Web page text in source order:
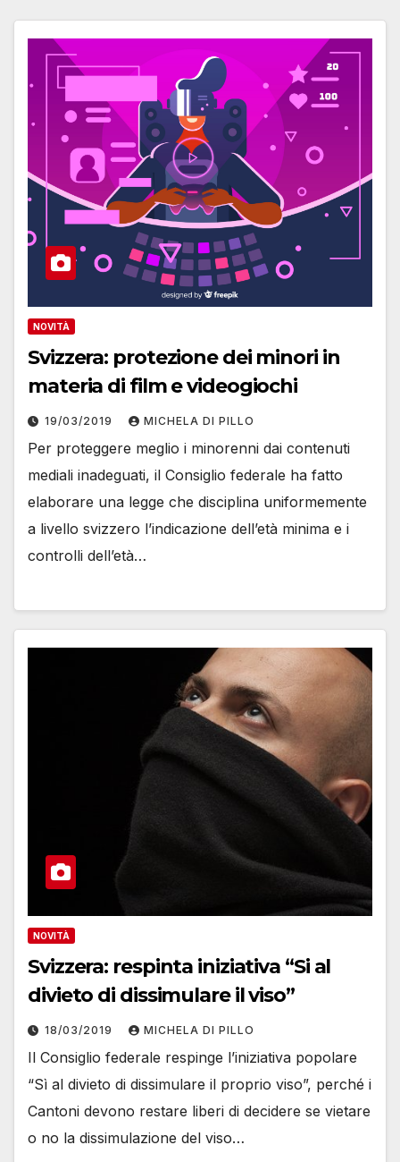
NOVITÀ
Svizzera: protezione dei minori in
materia di film e videogiochi
19/03/2019 MICHELA DI PILLO
Per proteggere meglio i minorenni dai contenuti
mediali inadeguati, il Consiglio federale ha fatto
elaborare una legge che disciplina uniformemente
a livello svizzero l’indicazione dell’età minima e i
controlli dell’età…
NOVITÀ
Svizzera: respinta iniziativa “Si al
divieto di dissimulare il viso”
18/03/2019 MICHELA DI PILLO
Il Consiglio federale respinge l’iniziativa popolare
“Sì al divieto di dissimulare il proprio viso”, perché i
Cantoni devono restare liberi di decidere se vietare
o no la dissimulazione del viso…